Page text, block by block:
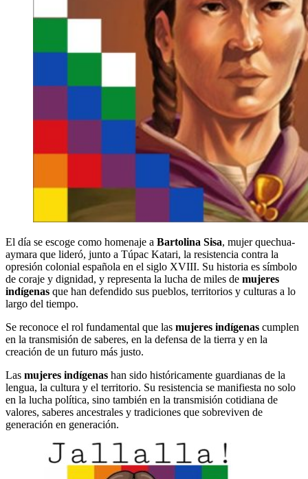
El día se escoge como homenaje a Bartolina Sisa, mujer quechua-
aymara que lideró, junto a Túpac Katari, la resistencia contra la
opresión colonial española en el siglo XVIII. Su historia es símbolo
de coraje y dignidad, y representa la lucha de miles de mujeres
indígenas que han defendido sus pueblos, territorios y culturas a lo
largo del tiempo.
Se reconoce el rol fundamental que las mujeres indígenas cumplen
en la transmisión de saberes, en la defensa de la tierra y en la
creación de un futuro más justo.
Las mujeres indígenas han sido históricamente guardianas de la
lengua, la cultura y el territorio. Su resistencia se manifiesta no solo
en la lucha política, sino también en la transmisión cotidiana de
valores, saberes ancestrales y tradiciones que sobreviven de
generación en generación.